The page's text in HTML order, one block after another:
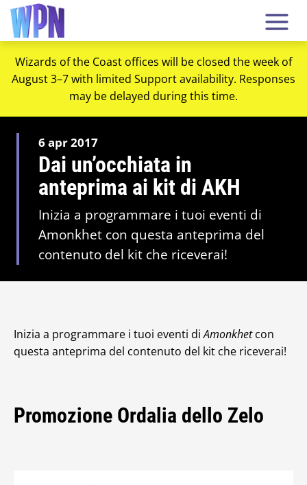
Wizards of the Coast offices will be closed the week of
August 3–7 with limited Support availability. Responses
may be delayed during this time.
6 apr 2017
Dai un’occhiata in
anteprima ai kit di AKH
Inizia a programmare i tuoi eventi di
Amonkhet con questa anteprima del
contenuto del kit che riceverai!
Inizia a programmare i tuoi eventi diAmonkhetcon
questa anteprima del contenuto del kit che riceverai!
Promozione Ordalia dello Zelo